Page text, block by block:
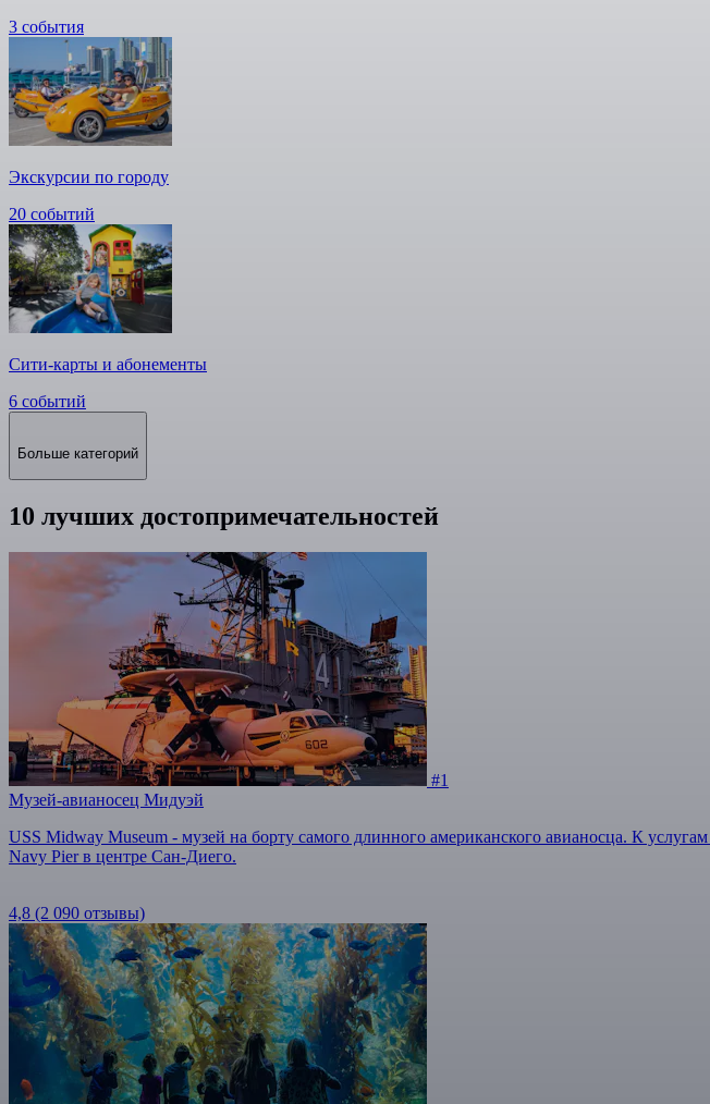
3 события
Экскурсии по городу
20 событий
Сити-карты и абонементы
6 событий
Больше категорий
10 лучших достопримечательностей
#1
Музей-авианосец Мидуэй
USS Midway Museum - музей на борту самого длинного американского авианосца. К
Navy Pier в центре Сан-Диего.
4,8 (2 090 отзывы)